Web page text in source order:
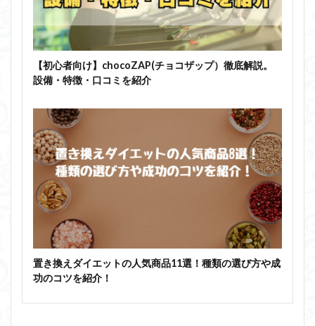
【初心者向け】chocoZAP(チョコザップ）徹底解説。
設備・特徴・口コミを紹介
置き換えダイエットの人気商品11選！種類の選び方や成
功のコツを紹介！